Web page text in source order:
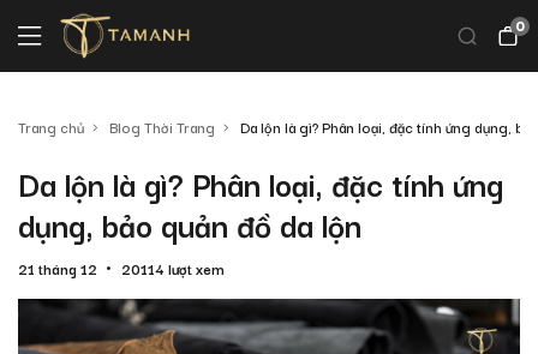
0
Trang chủ Blog Thời Trang Da lộn là gì? Phân loại, đặc tính ứng dụng,
Da lộn là gì? Phân loại, đặc tính ứng
dụng, bảo quản đồ da lộn
21 tháng 12 20114 lượt xem